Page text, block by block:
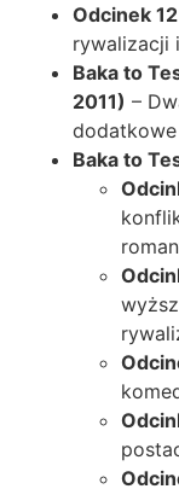
Odcinek 12
rywalizacji
Baka to
2011) –
Baka to